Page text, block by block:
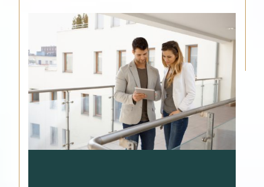
projets en toute sérénité.
N'hésitez doc pas à prendre rendez-vous dès
maintenant pour faire estimer votre bien de manière
juste et impartiale.